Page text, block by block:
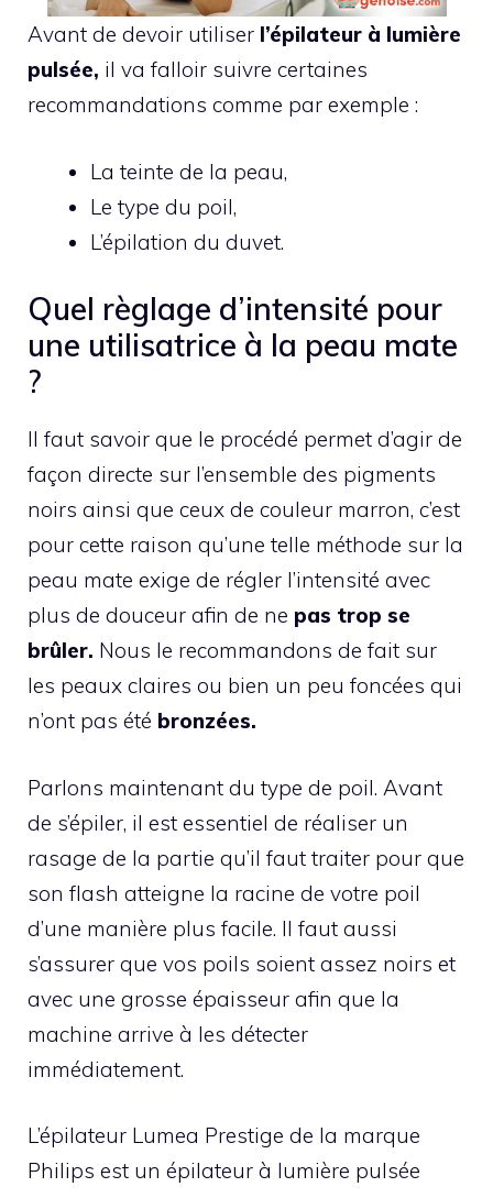
Avant de devoir utiliser l’épilateur à lumière
pulsée, il va falloir suivre certaines
recommandations comme par exemple :
La teinte de la peau,
Le type du poil,
L’épilation du duvet.
Quel règlage d’intensité pour
une utilisatrice à la peau mate
?
Il faut savoir que le procédé permet d’agir de
façon directe sur l’ensemble des pigments
noirs ainsi que ceux de couleur marron, c’est
pour cette raison qu’une telle méthode sur la
peau mate exige de régler l’intensité avec
plus de douceur afin de ne pas trop se
brûler. Nous le recommandons de fait sur
les peaux claires ou bien un peu foncées qui
n’ont pas été bronzées.
Parlons maintenant du type de poil. Avant
de s’épiler, il est essentiel de réaliser un
rasage de la partie qu’il faut traiter pour que
son flash atteigne la racine de votre poil
d’une manière plus facile. Il faut aussi
s’assurer que vos poils soient assez noirs et
avec une grosse épaisseur afin que la
machine arrive à les détecter
immédiatement.
L’épilateur Lumea Prestige de la marque
Philips est un épilateur à lumière pulsée